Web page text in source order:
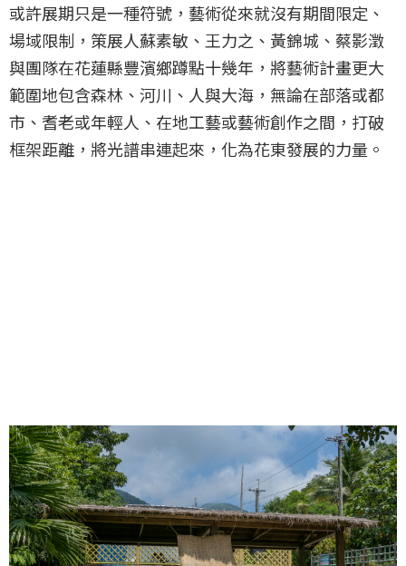
或許展期只是一種符號，藝術從來就沒有期間限定、
場域限制，策展人蘇素敏、王力之、黃錦城、蔡影澂
與團隊在花蓮縣豐濱鄉蹲點十幾年，將藝術計畫更大
範圍地包含森林、河川、人與大海，無論在部落或都
市、耆老或年輕人、在地工藝或藝術創作之間，打破
框架距離，將光譜串連起來，化為花東發展的力量。